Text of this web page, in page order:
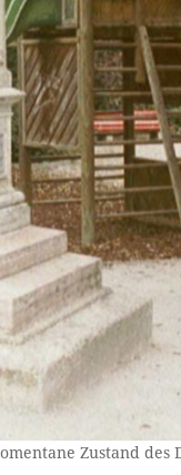
Zustand des